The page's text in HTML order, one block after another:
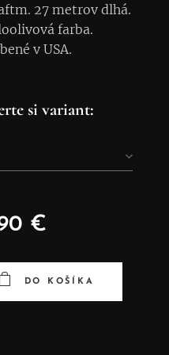
27 metrov dlhá.
farba.
v USA.
si variant:
€
DO KOŠÍKA